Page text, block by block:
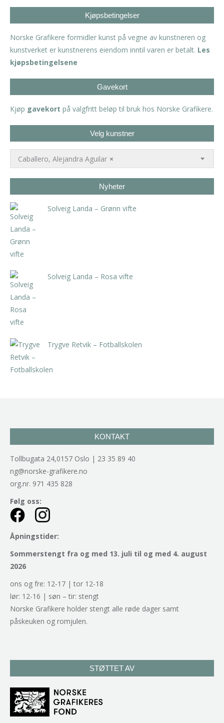
Kjøpsbetingelser
Norske Grafikere formidler kunst på vegne av kunstneren og
kunstverket er kunstnerens eiendom inntil varen er betalt. Les
kjøpsbetingelsene
Gavekort
Kjøp gavekort på valgfritt beløp til bruk hos Norske Grafikere.
Velg kunstner
×
Caballero, Alejandra Aguilar
Nyheter
Solveig Landa – Grønn vifte
Solveig Landa – Rosa vifte
Trygve Retvik – Fotballskolen
KONTAKT
Tollbugata 24,0157 Oslo | 23 35 89 40
ng@norske-grafikere.no
org.nr. 971 435 828
Følg oss:
Åpningstider:
Sommerstengt fra og med 13. juli til og med 4. august
2026
ons og fre: 12-17 | tor 12-18
lør: 12-16 | søn – tir: stengt
Norske Grafikere holder stengt alle røde dager samt
påskeuken og romjulen.
STØTTET AV